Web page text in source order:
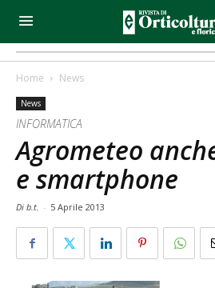
Home News
News
INFORMATICA
Agrometeo
e smartphone
Di b.t. - 5 Aprile 2013